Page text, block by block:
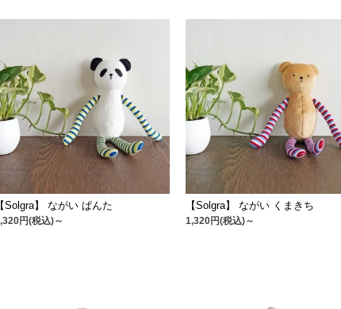
Solgra】 ながい ぱんた
円(税込)～
【Solgra】 ながい くまきち
1,320円(税込)～